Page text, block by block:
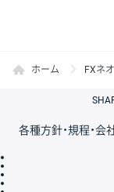
ホーム FXネオ
各種方針・規程・会